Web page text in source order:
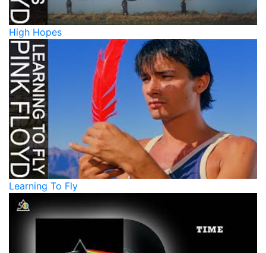
High Hopes
Learning To Fly